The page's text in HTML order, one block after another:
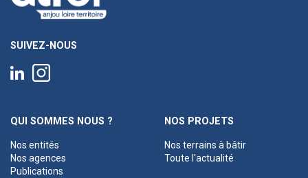
SUIVEZ-NOUS
QUI SOMMES NOUS ?
Nos entités
Nos agences
Publications
NOS PROJETS
Nos terrains à bâtir
Toute l'actualité